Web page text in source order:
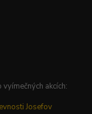
akcích:
Josefov